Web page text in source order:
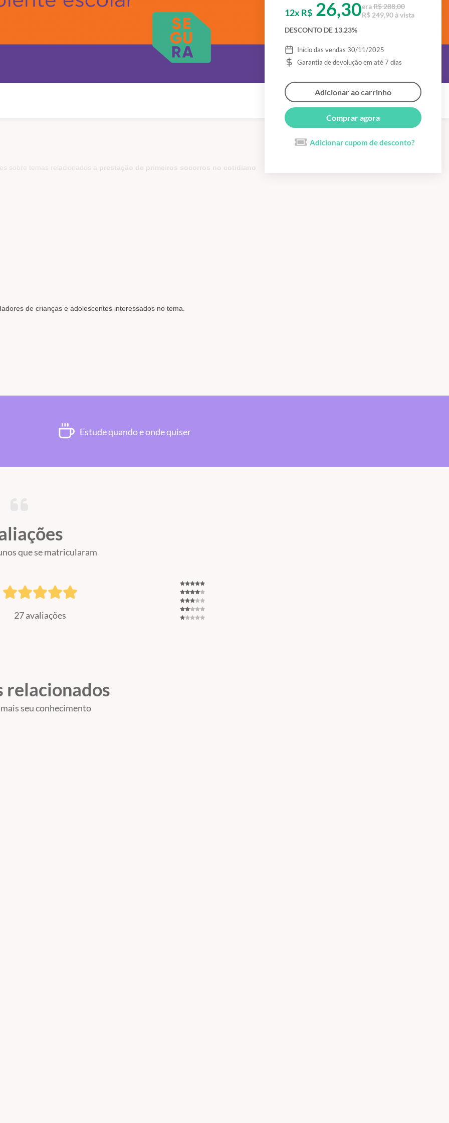
sobre temas relacionados a prestação de primeiros socorros no cotidiano
no cotidiano Escolar.
atuação profissional.
de crianças e adolescentes interessados no tema.
Estude quando e onde quiser
que se matricularam
27 avaliações
relacionados
seu conhecimento
12x R$ 26,30eraR$ 288,00
R$ 249,90 à vista
DESCONTO DE 13.23%
Início das vendas 30/11/2025
Garantia de devolução em até 7 dias
Adicionar ao carrinho
Comprar agora
Adicionar cupom de desconto?